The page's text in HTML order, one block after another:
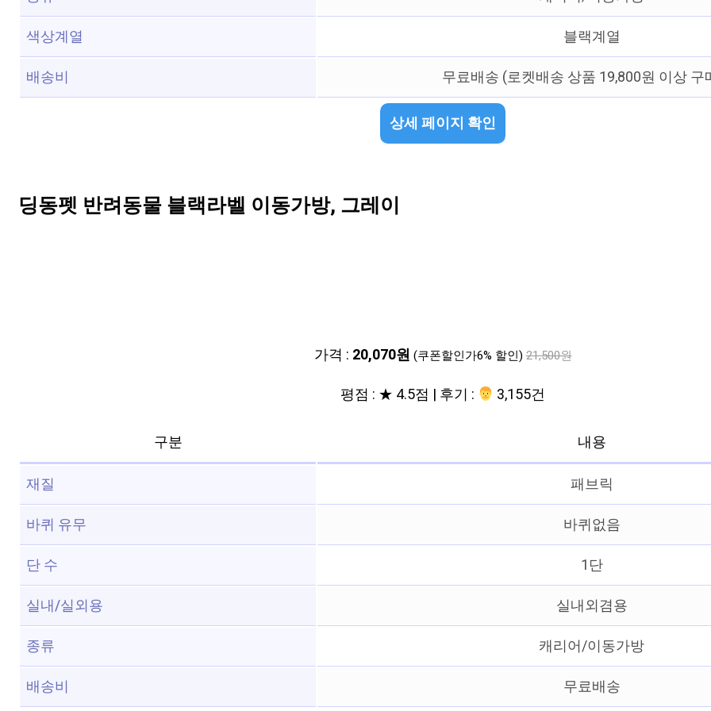
색상계열
블랙계열
배송비
무료배송 (로켓배송 상품 19,800원 이상 구
상세 페이지 확인
딩동펫 반려동물 블랙라벨 이동가방, 그레이
가격 : 20,070원 (쿠폰할인가6% 할인) 21,500원
평점 : ★ 4.5점 | 후기 : ‍‍ 3,155건
구분
내용
재질
패브릭
바퀴 유무
바퀴없음
단 수
1단
실내/실외용
실내외겸용
종류
캐리어/이동가방
배송비
무료배송